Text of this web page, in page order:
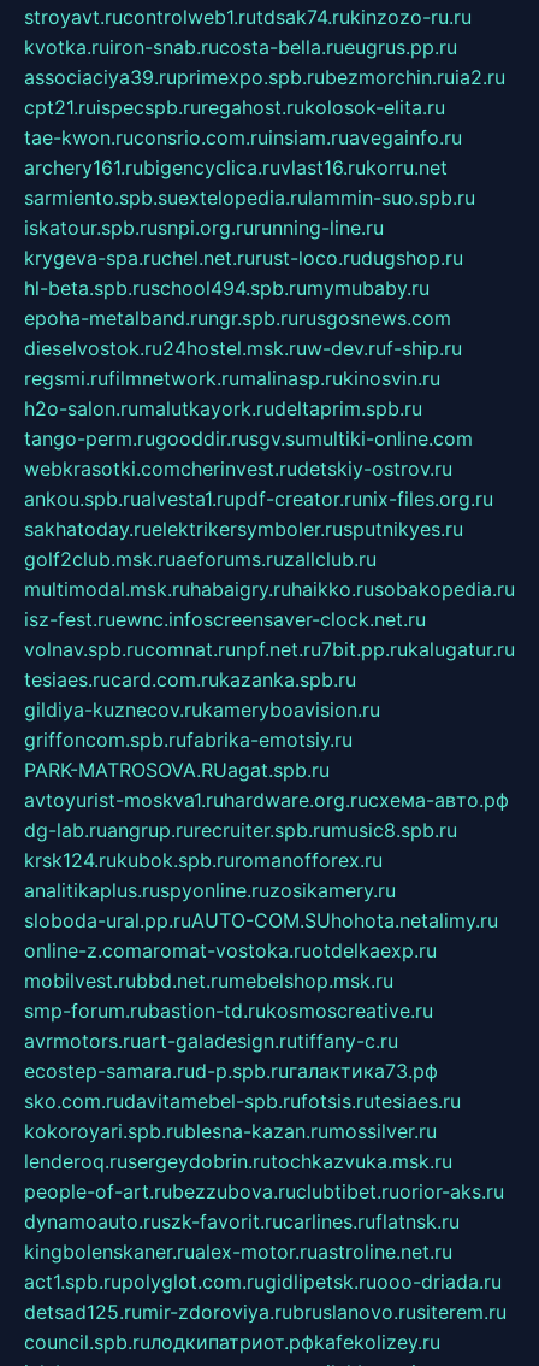
stroyavt.rucontrolweb1.rutdsak74.rukinzozo-ru.ru
kvotka.ruiron-snab.rucosta-bella.rueugrus.pp.ru
associaciya39.ruprimexpo.spb.rubezmorchin.ruia2.ru
cpt21.ruispecspb.ruregahost.rukolosok-elita.ru
tae-kwon.ruconsrio.com.ruinsiam.ruavegainfo.ru
archery161.rubigencyclica.ruvlast16.rukorru.net
sarmiento.spb.suextelopedia.rulammin-suo.spb.ru
iskatour.spb.rusnpi.org.rurunning-line.ru
krygeva-spa.ruchel.net.rurust-loco.rudugshop.ru
hl-beta.spb.ruschool494.spb.rumymubaby.ru
epoha-metalband.rungr.spb.rurusgosnews.com
dieselvostok.ru24hostel.msk.ruw-dev.ruf-ship.ru
regsmi.rufilmnetwork.rumalinasp.rukinosvin.ru
h2o-salon.rumalutkayork.rudeltaprim.spb.ru
tango-perm.rugooddir.rusgv.sumultiki-online.com
webkrasotki.comcherinvest.rudetskiy-ostrov.ru
ankou.spb.rualvesta1.rupdf-creator.runix-files.org.ru
sakhatoday.ruelektrikersymboler.rusputnikyes.ru
golf2club.msk.ruaeforums.ruzallclub.ru
multimodal.msk.ruhabaigry.ruhaikko.rusobakopedia.ru
isz-fest.ruewnc.infoscreensaver-clock.net.ru
volnav.spb.rucomnat.runpf.net.ru7bit.pp.rukalugatur.ru
tesiaes.rucard.com.rukazanka.spb.ru
gildiya-kuznecov.rukameryboavision.ru
griffoncom.spb.rufabrika-emotsiy.ru
PARK-MATROSOVA.RUagat.spb.ru
avtoyurist-moskva1.ruhardware.org.ruсхема-авто.рф
dg-lab.ruangrup.rurecruiter.spb.rumusic8.spb.ru
krsk124.rukubok.spb.ruromanofforex.ru
analitikaplus.ruspyonline.ruzosikamery.ru
sloboda-ural.pp.ruAUTO-COM.SUhohota.netalimy.ru
online-z.comaromat-vostoka.ruotdelkaexp.ru
mobilvest.rubbd.net.rumebelshop.msk.ru
smp-forum.rubastion-td.rukosmoscreative.ru
avrmotors.ruart-galadesign.rutiffany-c.ru
ecostep-samara.rud-p.spb.ruгалактика73.рф
sko.com.rudavitamebel-spb.rufotsis.rutesiaes.ru
kokoroyari.spb.rublesna-kazan.rumossilver.ru
lenderoq.rusergeydobrin.rutochkazvuka.msk.ru
people-of-art.rubezzubova.ruclubtibet.ruorior-aks.ru
dynamoauto.ruszk-favorit.rucarlines.ruflatnsk.ru
kingbolenskaner.rualex-motor.ruastroline.net.ru
act1.spb.rupolyglot.com.rugidlipetsk.ruooo-driada.ru
detsad125.rumir-zdoroviya.rubruslanovo.rusiterem.ru
council.spb.ruлодкипатриот.рфkafekolizey.ru